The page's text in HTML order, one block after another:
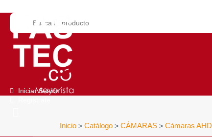
Iniciar Sesión
Inicio > Catálogo > CÁMARAS > Cámaras AHD